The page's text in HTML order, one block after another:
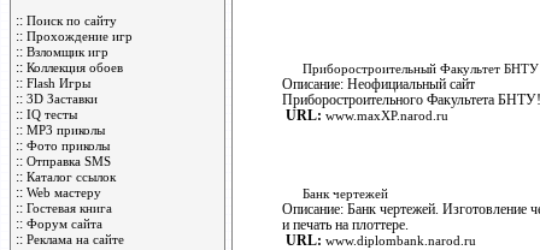
:: Поиск по сайту
:: Прохождение игр
:: Взломщик игр
:: Коллекция обоев
:: Flash Игры
:: 3D Заставки
:: IQ тесты
:: MP3 приколы
:: Фото приколы
:: Отправка SMS
:: Каталог ссылок
:: Web мастеру
:: Гостевая книга
:: Форум сайта
:: Реклама на сайте
Прибороcтроительный Факультет
Описание: Неофициальный сайт
Прибороcтроительного Факультета БНТУ!
URL: www.maxXP.narod.ru
Банк чертежей
Описание: Банк чертежей. Изготовление
и печать на плоттере.
URL: www.diplombank.narod.ru